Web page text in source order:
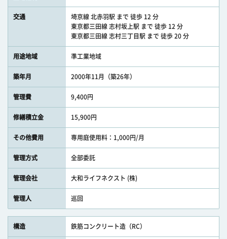
交通
埼京線 北赤羽駅 まで 徒歩 12 分
東京都三田線 志村坂上駅 まで 徒歩 12 分
東京都三田線 志村三丁目駅 まで 徒歩 20 分
用途地域 準工業地域
築年月 2000年11月（築26年）
管理費 9,400円
修繕積立金 15,900円
その他費用 専用庭使用料：1,000円/月
管理方式 全部委託
管理会社 大和ライフネクスト (株)
管理人 巡回
構造 鉄筋コンクリート造（RC）